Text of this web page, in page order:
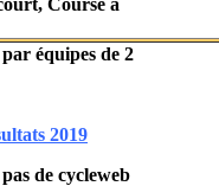
Course à
équipes de 2
2019
de cycleweb